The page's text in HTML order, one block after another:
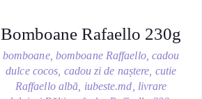
Bomboane Rafaello 230g
bomboane, bomboane Raffaello, cadou
dulce cocos cadou zi de naștere cutie
Raffaello albă iubeste.md livrare